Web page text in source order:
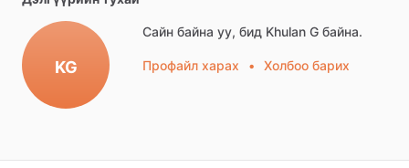
KG
Сайн байна уу, бид Khulan G байна.
Профайл харах • Холбоо барих